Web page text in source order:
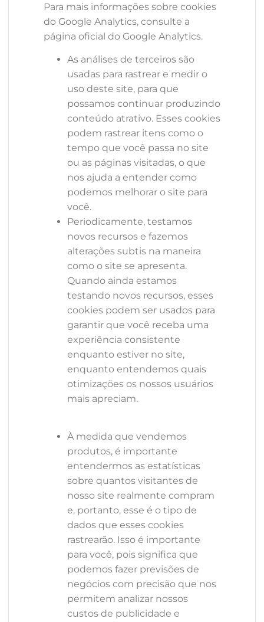
Para mais informações sobre cookies
do Google Analytics, consulte a
página oficial do Google Analytics.
As análises de terceiros são
usadas para rastrear e medir o
uso deste site, para que
possamos continuar produzindo
conteúdo atrativo. Esses cookies
podem rastrear itens como o
tempo que você passa no site
ou as páginas visitadas, o que
nos ajuda a entender como
podemos melhorar o site para
você.
Periodicamente, testamos
novos recursos e fazemos
alterações subtis na maneira
como o site se apresenta.
Quando ainda estamos
testando novos recursos, esses
cookies podem ser usados ​​para
garantir que você receba uma
experiência consistente
enquanto estiver no site,
enquanto entendemos quais
otimizações os nossos usuários
mais apreciam.
À medida que vendemos
produtos, é importante
entendermos as estatísticas
sobre quantos visitantes de
nosso site realmente compram
e, portanto, esse é o tipo de
dados que esses cookies
rastrearão. Isso é importante
para você, pois significa que
podemos fazer previsões de
negócios com precisão que nos
permitem analizar nossos
custos de publicidade e